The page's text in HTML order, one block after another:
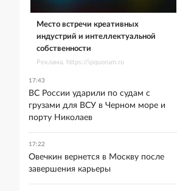
Место встречи креативных
индустрий и интеллектуальной
собственности
Реклама. https://ipquorum.ru
17:43
ВС России ударили по судам с
грузами для ВСУ в Черном море и
порту Николаев
17:22
Овечкин вернется в Москву после
завершения карьеры